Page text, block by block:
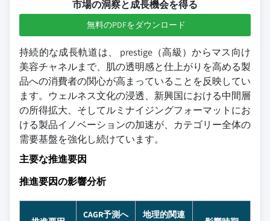
市場の洞察と成長機会を得る
無料のPDFをダウンロード
持続的な成長軌道は、 prestige（高級）からマス向け
美容チャネルまで、肌の透明感と仕上がりを高める製
品への消費者の関心が高まっていることを反映してい
ます。ウェルネス文化の浸透、新興国における中間層
の所得拡大、そしてルミナイジングフォーマットにお
ける製品イノベーションの加速が、カテゴリー全体の
需要基盤を強化し続けています。
主要な推進要因
推進要因の影響分析
CAGR予測へ
地理的関連